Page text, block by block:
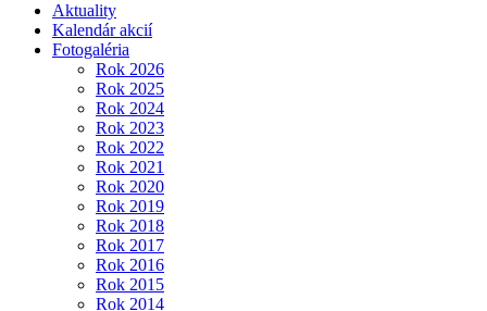
Aktuality
Kalendár akcií
Fotogaléria
Rok 2026
Rok 2025
Rok 2024
Rok 2023
Rok 2022
Rok 2021
Rok 2020
Rok 2019
Rok 2018
Rok 2017
Rok 2016
Rok 2015
Rok 2014